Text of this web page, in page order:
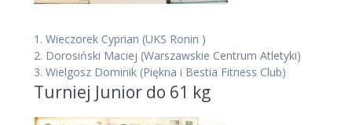
1. Wieczorek Cyprian (UKS Ronin )
2. Dorosiński Maciej (Warszawskie Centrum Atletyki)
3. Wielgosz Dominik (Piękna i Bestia Fitness Club)
Turniej Junior do 61 kg